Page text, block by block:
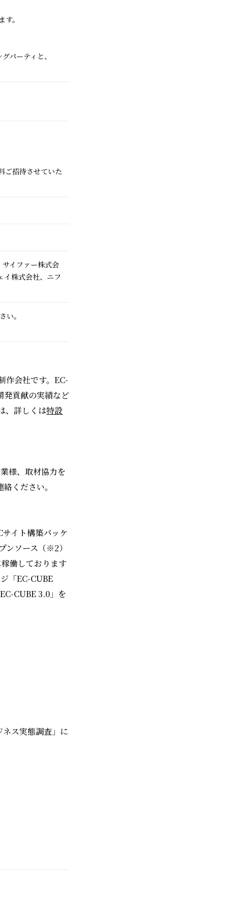
。
パーティと、
ご招待させていた
イファー株式会
イ株式会社、ニフ
い。
作会社です。EC-
発貢献の実績など
、詳しくは特設
様、取材協力を
ください。
イト構築パッケ
ンソース（※2）
働しております
「EC-CUBE
CUBE 3.0」を
ス実態調査」に